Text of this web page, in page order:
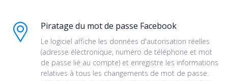
Piratage du mot de passe Facebook
Le logiciel affiche les données d'autorisation réelles
(adresse électronique, numéro de téléphone et mot
de passe lié au compte) et enregistre les informations
relatives à tous les changements de mot de passe.